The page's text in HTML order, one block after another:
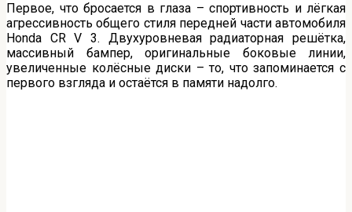
Первое, что бросается в глаза – спортивность и лёгкая
агрессивность общего стиля передней части автомобиля
Honda CR V 3. Двухуровневая радиаторная решётка,
массивный бампер, оригинальные боковые линии,
увеличенные колёсные диски – то, что запоминается с
первого взгляда и остаётся в памяти надолго.